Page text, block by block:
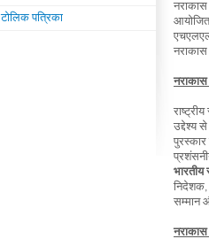
टोलिक पत्रिका
नराकास
आयोजित
नराकास
नराकास
उद्देश्य से
पुरस्कार
भारतीय
निदेशक,
सम्मान
नराकास